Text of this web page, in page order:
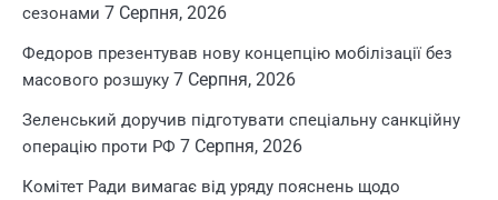
сезонами 7 Серпня, 2026
Федоров презентував нову концепцію мобілізації без
масового розшуку 7 Серпня, 2026
Зеленський доручив підготувати спеціальну санкційну
операцію проти РФ 7 Серпня, 2026
Комітет Ради вимагає від уряду пояснень щодо